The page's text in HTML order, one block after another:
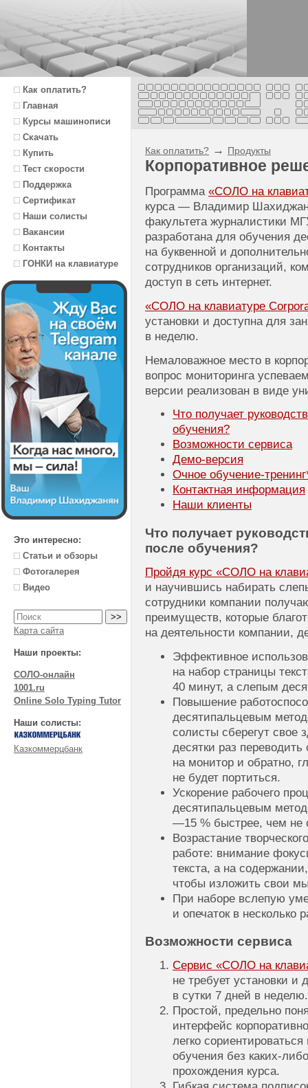
Как оплатить?
Главная
Курсы машинописи
Скачать
Купить
Тест скорости
Поддержка
Сертификат
Наши солисты
Вакансии
Контакты
ГОНКИ на клавиатуре
Это интересно:
Статьи и обзоры
Фотогалерея
Видео
Карта сайта
Наши проекты:
СОЛО-онлайн
1001.ru
Online Solo Typing Tutor
Наши солисты:
Казкоммерцбанк
Как оплатить? → Продукты
Корпоративное
Программа «СОЛО на
курса — Владимир
факультета журналистики
разработана для обучения
на буквенной и
сотрудников организаций,
доступ в сеть интернет.
«СОЛО на клавиатуре
установки и доступна для
в неделю.
Немаловажное место в
вопрос мониторинга
версии реализован в виде
Что получает
обучения?
Возможности сервиса
Демо-версия
Очное обучение-тренинг
Контактная информация
Наши клиенты
Что получает
после обучения?
Пройдя курс «СОЛО на
и научившись набирать
сотрудники компании
преимуществ, которые
на деятельности компании,
Эффективное
на набор страницы
40 минут, а слепым
Повышение
десятипальцевым
солисты сберегут свое
десятки раз
на монитор и обратно,
не будет портиться.
Ускорение рабочего
десятипальцевым
—15 % быстрее, чем не
Возрастание
работе: внимание
текста, а на
чтобы изложить свои
При наборе вслепую
и опечаток в несколько
Возможности сервиса
Сервис «СОЛО на
не требует установки и
в сутки 7 дней в неделю.
Простой, предельно
интерфейс
легко
обучения без каких-
прохождения курса.